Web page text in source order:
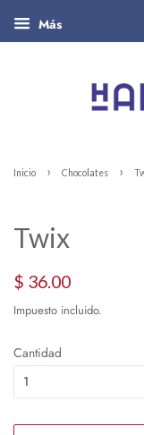
Más
Inicio › Chocolates ›
Twix
Precio
$ 36.00
oferta
Impuesto incluido.
Cantidad